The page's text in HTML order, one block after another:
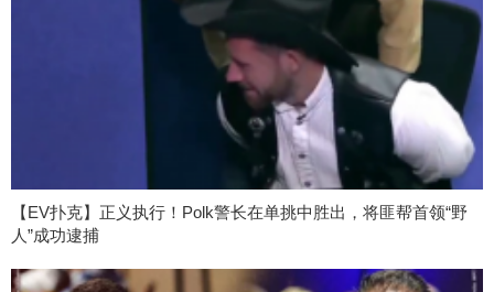
【EV扑克】正义执行！Polk警长在单挑中胜出，将匪帮首领“野
人”成功逮捕